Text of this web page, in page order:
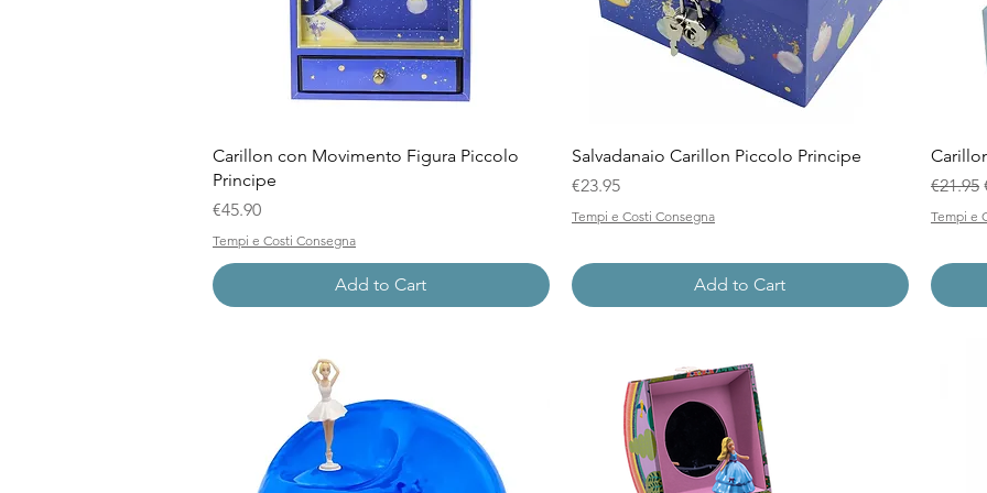
Quick View
Carillon con Movimento Figura Piccolo
Principe
Price
€45.90
Tempi e Costi Consegna
Add to Cart
Quick View
Salvadanaio Carillon Piccolo Principe
Price
€23.95
Tempi e Costi Consegna
Add to Cart
€21.95
Tempi e